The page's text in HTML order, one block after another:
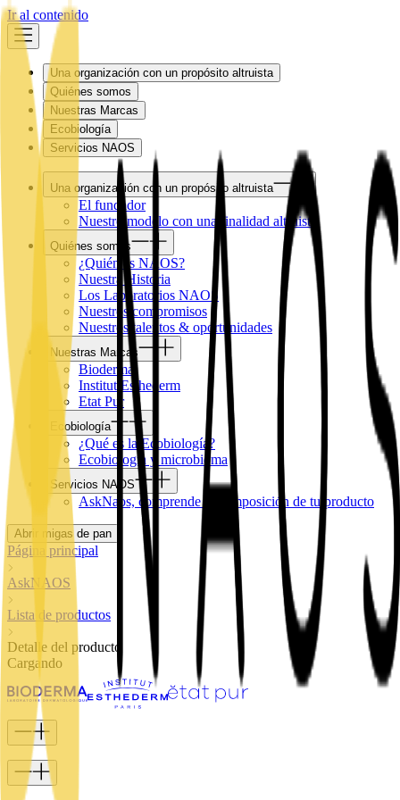
Ir al contenido
Una organización con un propósito altruista
Quiénes somos
Nuestras Marcas
Ecobiología
Servicios NAOS
Una organización con un propósito altruista
El fundador
Nuestro modelo con una finalidad altruista
Quiénes somos
¿Quién es NAOS?
Nuestra Historia
Los Laboratorios NAOS
Nuestros compromisos
Nuestros talentos & oportunidades
Nuestras Marcas
Bioderma
Institut Esthederm
Etat Pur
Ecobiología
¿Qué es la Ecobiología?
Ecobiología y microbioma
Servicios NAOS
AskNaos, comprende la composición de tu producto
Abrir migas de pan
Página principal
AskNAOS
Lista de productos
Detalle del producto
Cargando